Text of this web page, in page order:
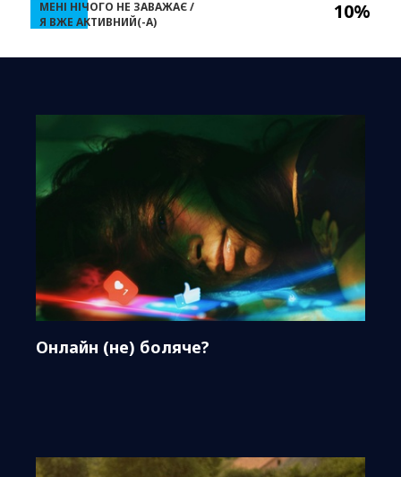
10%
МЕНІ НІЧОГО НЕ ЗАВАЖАЄ /
Я ВЖЕ АКТИВНИЙ(-А)
Онлайн (не) боляче?